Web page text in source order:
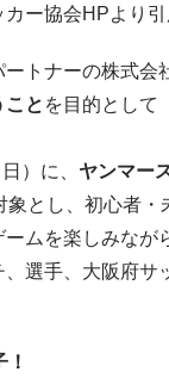
ー協会HPより引
トナーの株式
こと を目的として
）に、 ヤンマー
とし、初心者
ムを楽しみなが
選手、大阪府